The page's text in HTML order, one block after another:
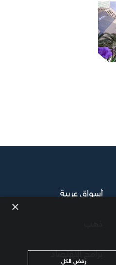
أسواق عربية
برامج الاقتصاد
×
رفض الكل